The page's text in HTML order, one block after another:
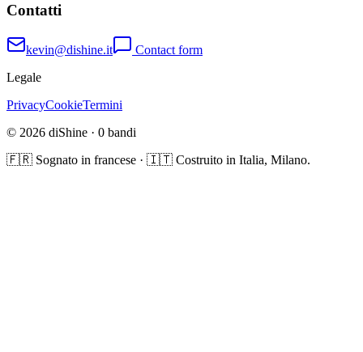
Contatti
kevin@dishine.it
Contact form
Legale
PrivacyCookieTermini
© 2026 diShine · 0 bandi
🇫🇷 Sognato in francese · 🇮🇹 Costruito in Italia, Milano.